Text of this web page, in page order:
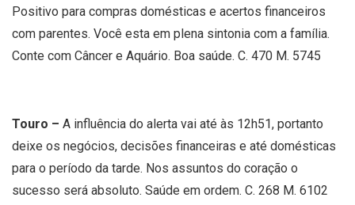
Positivo para compras domésticas e acertos financeiros
com parentes. Você esta em plena sintonia com a família.
Conte com Câncer e Aquário. Boa saúde. C. 470 M. 5745
Touro – A influência do alerta vai até às 12h51, portanto
deixe os negócios, decisões financeiras e até domésticas
para o período da tarde. Nos assuntos do coração o
sucesso será absoluto. Saúde em ordem. C. 268 M. 6102